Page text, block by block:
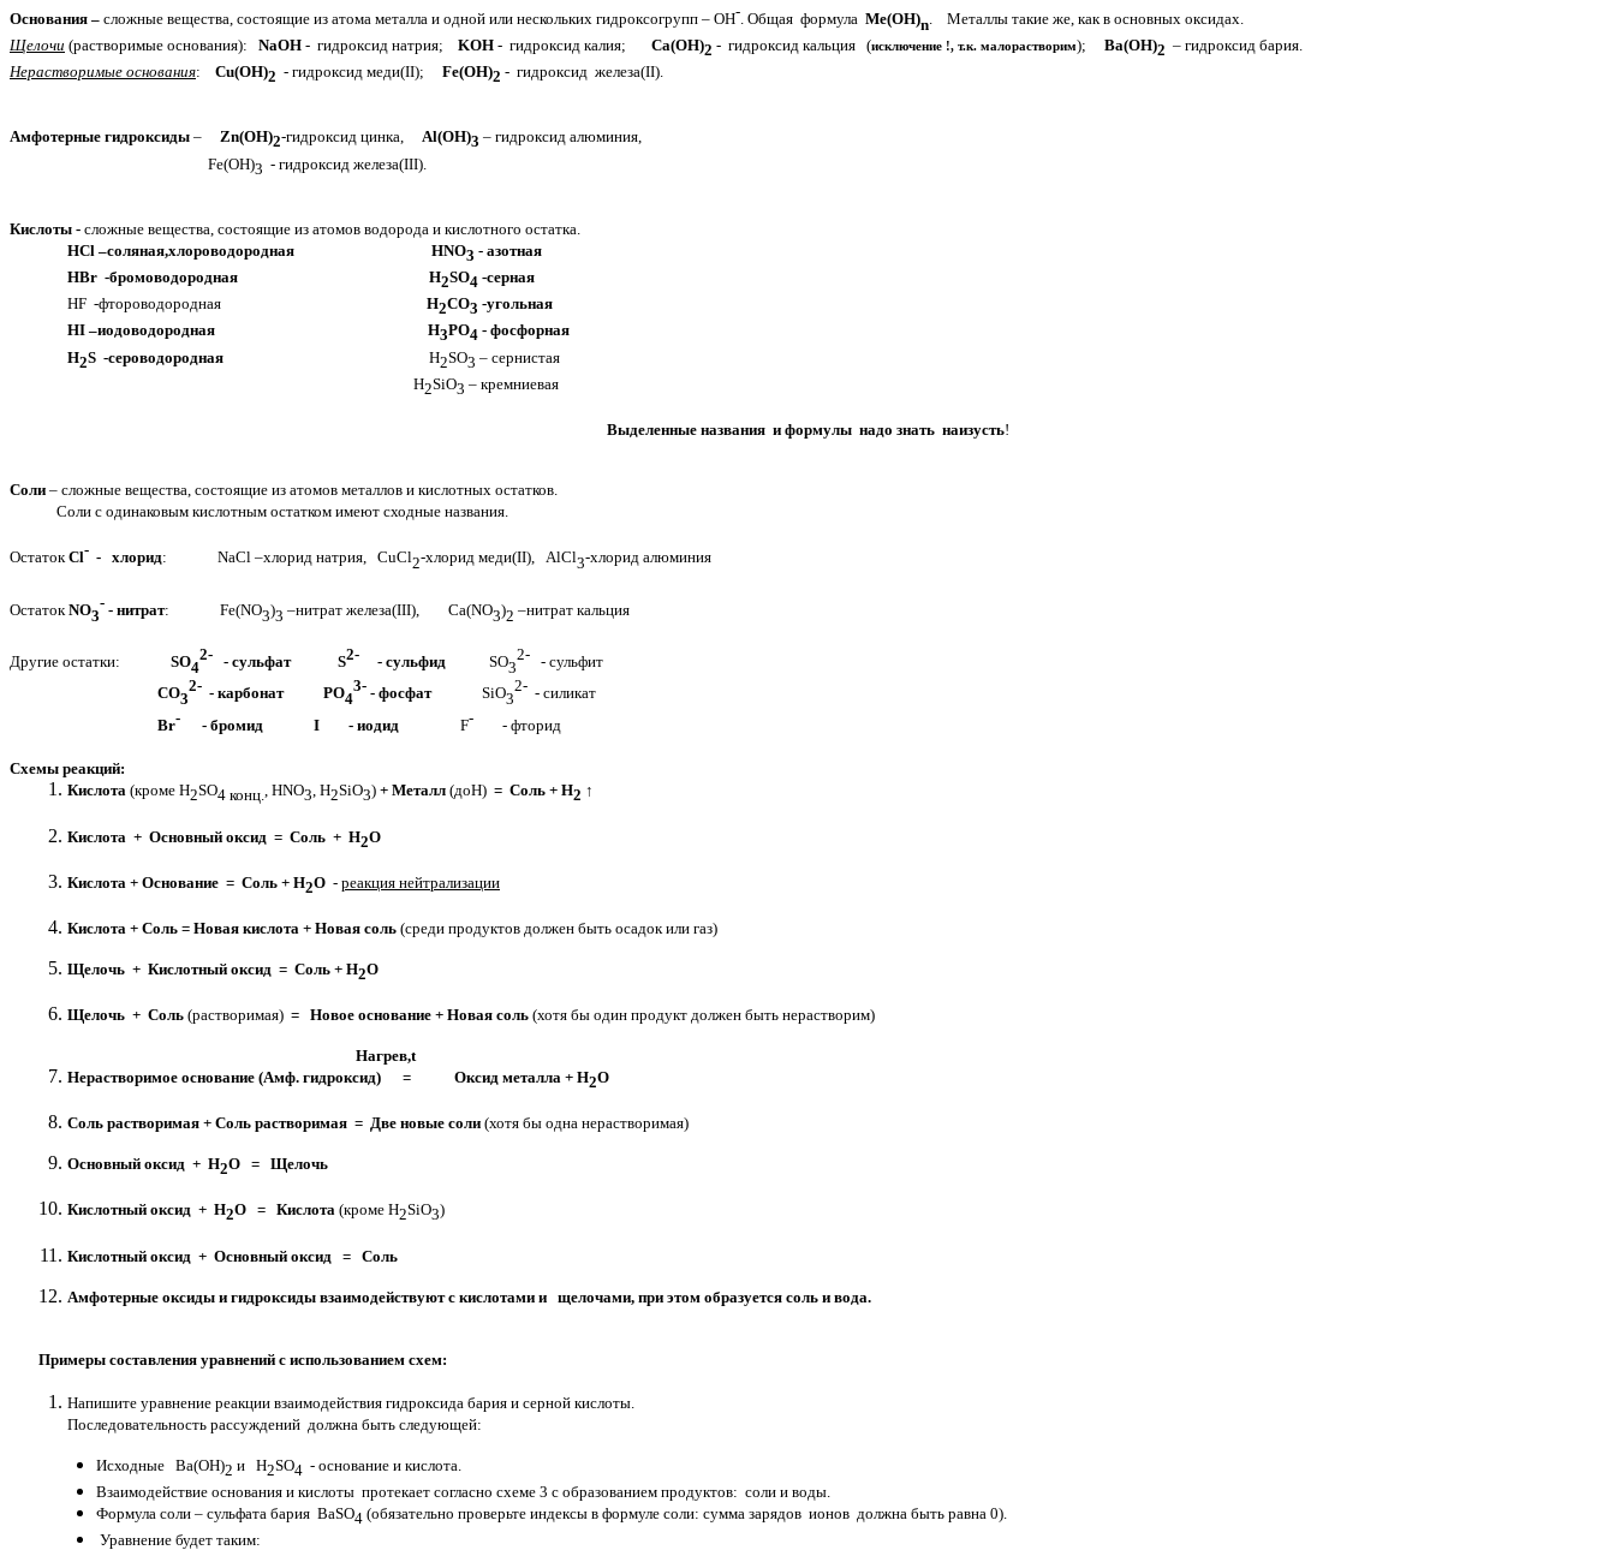
Основания – сложные вещества, состоящие из атома металла и одной или нескольких гидроксогрупп – ОН- . Общая формула Ме(ОН)n . Металлы такие же, как в основных оксидах.
Щелочи (растворимые основания): NaOH - гидроксид натрия; KOH - гидроксид калия; Ca(OH)2 - гидроксид кальция (исключение !, т.к. малорастворим); Ва(ОН)2 – гидроксид бария.
Нерастворимые основания: Cu(OH)2 - гидроксид меди(II); Fe(OH)2 - гидроксид железа(II).
Амфотерные гидроксиды – Zn(ОН)2-гидроксид цинка, Al(OН)3 – гидроксид алюминия,
Fe(OH)3 - гидроксид железа(III).
Кислоты - сложные вещества, состоящие из атомов водорода и кислотного остатка.
HCl –соляная,хлороводородная HNO3 - азотная
HBr -бромоводородная H2SO4 -серная
HF -фтороводородная H2CO3 -угольная
HI –иодоводородная H3PO4 - фосфорная
H2S -сероводородная H2SO3 – сернистая
H2SiO3 – кремниевая
Выделенные названия и формулы надо знать наизусть!
Соли – сложные вещества, состоящие из атомов металлов и кислотных остатков.
Соли с одинаковым кислотным остатком имеют сходные названия.
ОстатокCl- - хлорид: NaCl –хлорид натрия, CuCl2-хлорид меди(II), AlCl3-хлорид алюминия
ОстатокNO3
- - нитрат: Fe(NO3)3 –нитрат железа(III), Ca(NO3)2 –нитрат кальция
Другие остатки: SO4
2- - сульфат S2- - сульфид SO3
2- - сульфит
CO3
2- - карбонат PO4
3- - фосфат SiO3
2- - силикат
Br- - бромид I - иодид F- - фторид
Схемы реакций:
Кислота (кроме H2SO4 конц., HNO3, H2SiO3) + Металл (доН) = Соль + Н2 ↑
Кислота + Основный оксид = Соль + Н2О
Кислота + Основание = Соль + Н2О - реакция нейтрализации
Кислота + Соль = Новая кислота + Новая соль (среди продуктов должен быть осадок или газ)
Щелочь + Кислотный оксид = Соль + Н2О
Щелочь + Соль (растворимая) = Новое основание + Новая соль (хотя бы один продукт должен быть нерастворим)
Нагрев,t
Нерастворимое основание (Амф. гидроксид) = Оксид металла + Н2О
Соль растворимая + Соль растворимая = Две новые соли (хотя бы одна нерастворимая)
Основный оксид + Н2О = Щелочь
Кислотный оксид + Н2О = Кислота (кроме H2SiO3)
Кислотный оксид + Основный оксид = Соль
Амфотерные оксиды и гидроксиды взаимодействуют с кислотами и щелочами, при этом образуется соль и вода.
Примеры составления уравнений с использованием схем:
Напишите уравнение реакции взаимодействия гидроксида бария и серной кислоты.
Последовательность рассуждений должна быть следующей:
Исходные Ba(OH)2 и H2SO4 - основание и кислота.
Взаимодействие основания и кислоты протекает согласно схеме 3 с образованием продуктов: соли и воды.
Формула соли – сульфата бария BaSO4 (обязательно проверьте индексы в формуле соли: сумма зарядов ионов должна быть равна 0).
Уравнение будет таким: